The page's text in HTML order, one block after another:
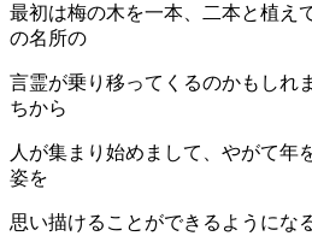
最初は梅の木を一本、二本と植え
の名所の
言霊が乗り移ってくるのかもしれ
ちから
人が集まり始めまして、やがて年
姿を
思い描けることができるようにな